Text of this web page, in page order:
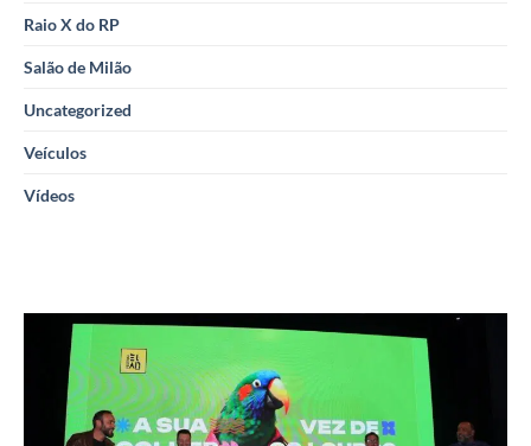
Raio X do RP
Salão de Milão
Uncategorized
Veículos
Vídeos